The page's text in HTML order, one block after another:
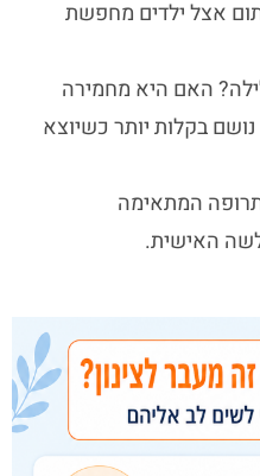
אצל ילדים מחפשת
האם היא מחמירה
בקלות יותר כשיוצא
המתאימה
האישית.